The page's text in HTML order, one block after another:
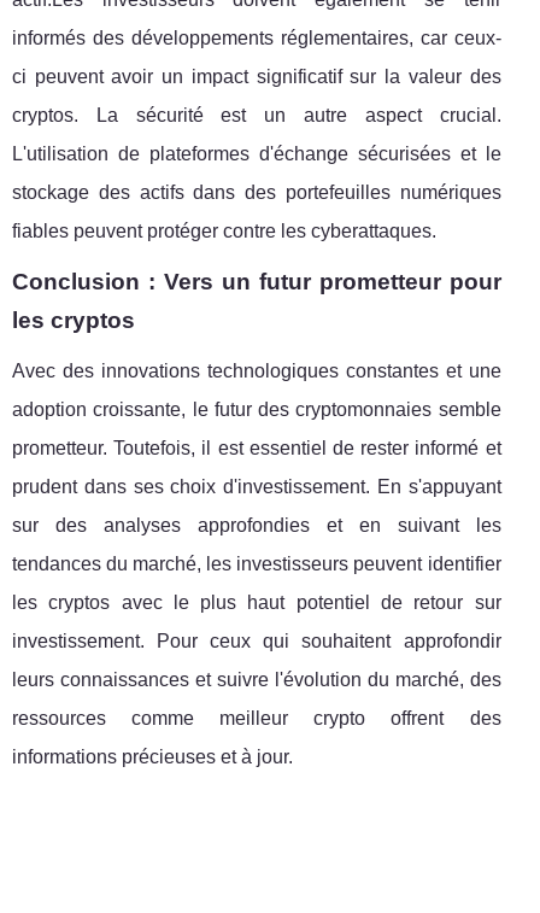
informés des développements réglementaires, car ceux-
ci peuvent avoir un impact significatif sur la valeur des
cryptos. La sécurité est un autre aspect crucial.
L'utilisation de plateformes d'échange sécurisées et le
stockage des actifs dans des portefeuilles numériques
fiables peuvent protéger contre les cyberattaques.
Conclusion : Vers un futur prometteur pour
les cryptos
Avec des innovations technologiques constantes et une
adoption croissante, le futur des cryptomonnaies semble
prometteur. Toutefois, il est essentiel de rester informé et
prudent dans ses choix d'investissement. En s'appuyant
sur des analyses approfondies et en suivant les
tendances du marché, les investisseurs peuvent identifier
les cryptos avec le plus haut potentiel de retour sur
investissement. Pour ceux qui souhaitent approfondir
leurs connaissances et suivre l'évolution du marché, des
ressources comme meilleur crypto offrent des
informations précieuses et à jour.